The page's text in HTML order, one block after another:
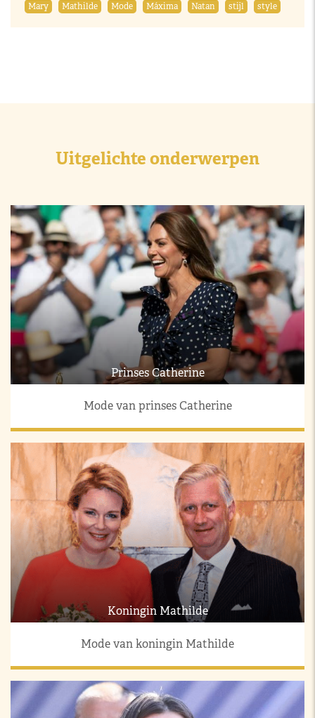
Mary
Mathilde Mode Máxima Natan stijl style
Uitgelichte onderwerpen
Prinses Catherine
Mode van prinses Catherine
Koningin Mathilde
Mode van koningin Mathilde